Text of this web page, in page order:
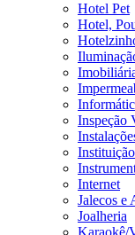
Hotel Pet
Hotel,
Inspeção
Internet
Jalecos e
Joalheria
Karaokê/